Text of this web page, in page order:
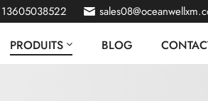
PRODUITS BLOG